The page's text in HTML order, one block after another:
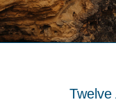
Twelve